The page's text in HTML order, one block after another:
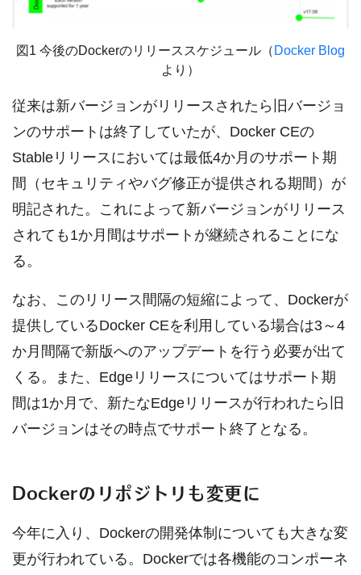
図1 今後のDockerのリリーススケジュール（ Docker Blog
より）
従来は新バージョンがリリースされたら旧バージョ
ンのサポートは終了していたが、Docker CEの
Stableリリースにおいては最低4か月のサポート期
間（セキュリティやバグ修正が提供される期間）が
明記された。これによって新バージョンがリリース
されても1か月間はサポートが継続されることにな
る。
なお、このリリース間隔の短縮によって、Dockerが
提供しているDocker CEを利用している場合は3～4
か月間隔で新版へのアップデートを行う必要が出て
くる。また、Edgeリリースについてはサポート期
間は1か月で、新たなEdgeリリースが行われたら旧
バージョンはその時点でサポート終了となる。
Dockerのリポジトリも変更に
今年に入り、Dockerの開発体制についても大きな変
更が行われている。Dockerでは各機能のコンポーネ